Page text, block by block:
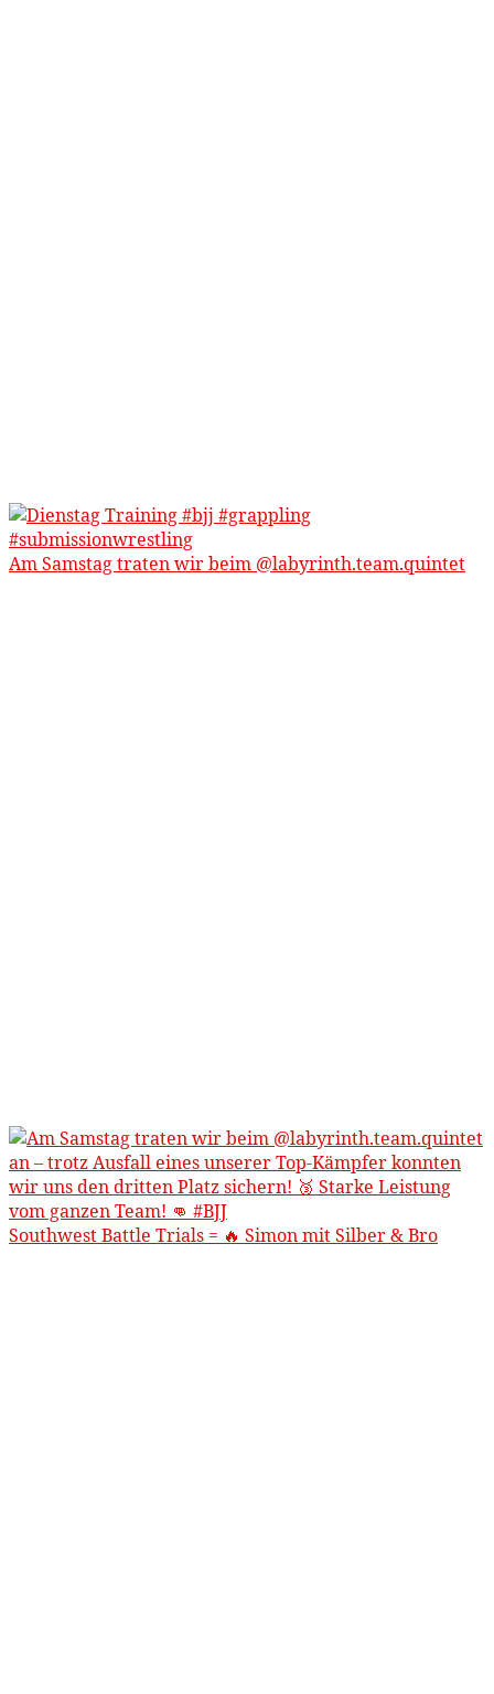
Am Samstag traten wir beim @labyrinth.team.quintet
Southwest Battle Trials = 🔥 Simon mit Silber & Bro